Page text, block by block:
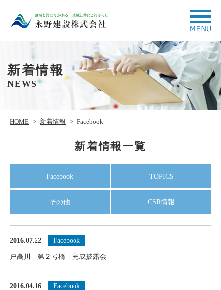
新着情報
NEWS
HOME > 新着情報 > Facebook
新着情報一覧
Facebook TOPICS
その他 CSR情報
2016.07.22 Facebook
戸高川 第２号橋 完成披露会
2016.04.16 Facebook